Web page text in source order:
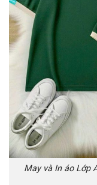
May và In áo Lớp